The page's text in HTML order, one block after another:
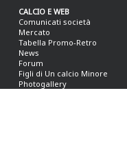
CALCIO E WEB
Comunicati società
Mercato
Tabella Promo-Retro
News
Forum
Figli di Un calcio Minore
Photogallery